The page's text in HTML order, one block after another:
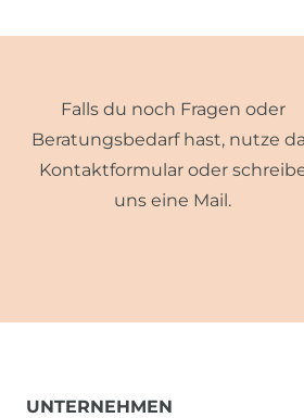
Falls du noch Fragen oder
Beratungsbedarf hast, nutze
Kontaktformular oder
uns eine Mail.
UNTERNEHMEN